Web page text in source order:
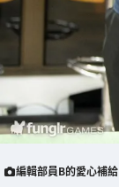
編輯部員B的愛心補給